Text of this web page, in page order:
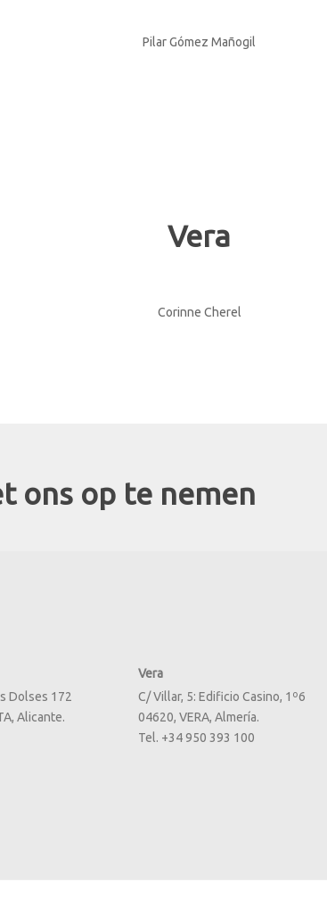
Pilar Gómez Mañogil
Vera
Corinne Cherel
ons op te nemen
Dolses 172
Alicante.
Vera
C/ Villar, 5: Edificio Casino, 1º6
04620, VERA, Almería.
Tel. +34 950 393 100